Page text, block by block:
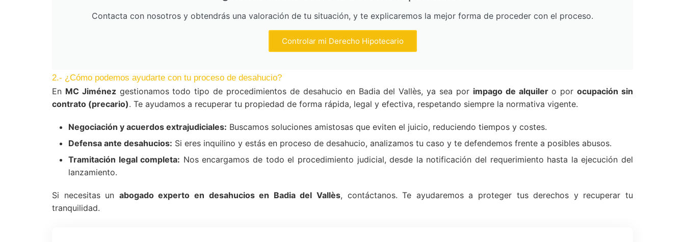
Contacta con nosotros y obtendrás una valoración de tu situación, y te explicaremos la mejor forma de proceder con el proceso.
Controlar mi Derecho Hipotecario
2.- ¿Cómo podemos ayudarte con tu proceso de desahucio?
En MC Jiménezgestionamos todo tipo de procedimientos de desahucio en Badia del Vallès, ya sea por impago de alquilero porocupación sin
contrato (precario). Te ayudamos a recuperar tu propiedad de forma rápida, legal y efectiva, respetando siempre la normativa vigente.
Negociación y acuerdos extrajudiciales: Buscamos soluciones amistosas que eviten el juicio, reduciendo tiempos y costes.
Defensa ante desahucios: Si eres inquilino y estás en proceso de desahucio, analizamos tu caso y te defendemos frente a posibles abusos.
Tramitación legal completa: Nos encargamos de todo el procedimiento judicial, desde la notificación del requerimiento hasta la ejecución del
lanzamiento.
Si necesitas un abogado experto en desahucios en Badia del Vallès, contáctanos. Te ayudaremos a proteger tus derechos y recuperar tu
tranquilidad.